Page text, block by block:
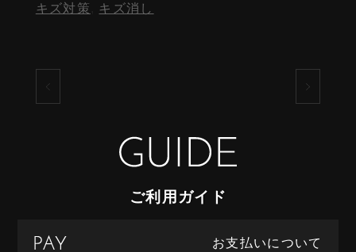
キズ対策
キズ消し
ご利用ガイド
お支払いについて